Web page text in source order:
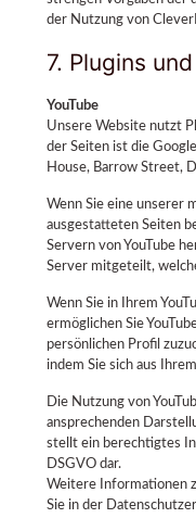
der Nutzung von
7. Plugins
YouTube
Unsere Website nutzt
der Seiten ist die
House, Barrow Street,
Wenn Sie eine unserer
ausgestatteten Seiten
Servern von YouTube
Server mitgeteilt,
Wenn Sie in Ihrem
ermöglichen Sie
persönlichen Profil
indem Sie sich aus
Die Nutzung von
ansprechenden
stellt ein berechtigtes
DSGVO dar.
Weitere Informationen
Sie in der